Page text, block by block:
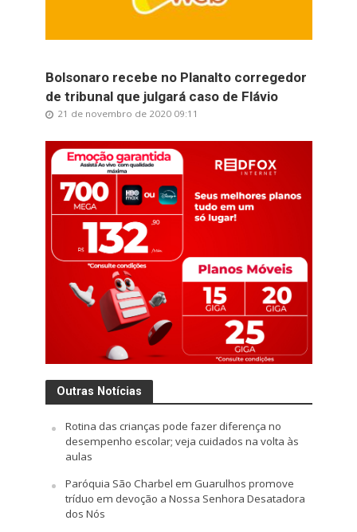
Bolsonaro recebe no Planalto corregedor
de tribunal que julgará caso de Flávio
21 de novembro de 2020 09:11
Outras Notícias
Rotina das crianças pode fazer diferença no
desempenho escolar; veja cuidados na volta às
aulas
Paróquia São Charbel em Guarulhos promove
tríduo em devoção a Nossa Senhora Desatadora
dos Nós